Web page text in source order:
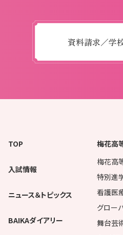
資料請求／学
TOP
入試情報
ニュース＆トピックス
BAIKAダイアリー
梅花高
梅花高
特別進
看護医
グロー
舞台芸